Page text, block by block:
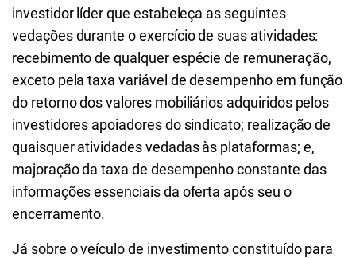
investidor líder que estabeleça as seguintes
vedações durante o exercício de suas atividades:
recebimento de qualquer espécie de remuneração,
exceto pela taxa variável de desempenho em função
do retorno dos valores mobiliários adquiridos pelos
investidores apoiadores do sindicato; realização de
quaisquer atividades vedadas às plataformas; e,
majoração da taxa de desempenho constante das
informações essenciais da oferta após seu o
encerramento.
Já sobre o veículo de investimento constituído para